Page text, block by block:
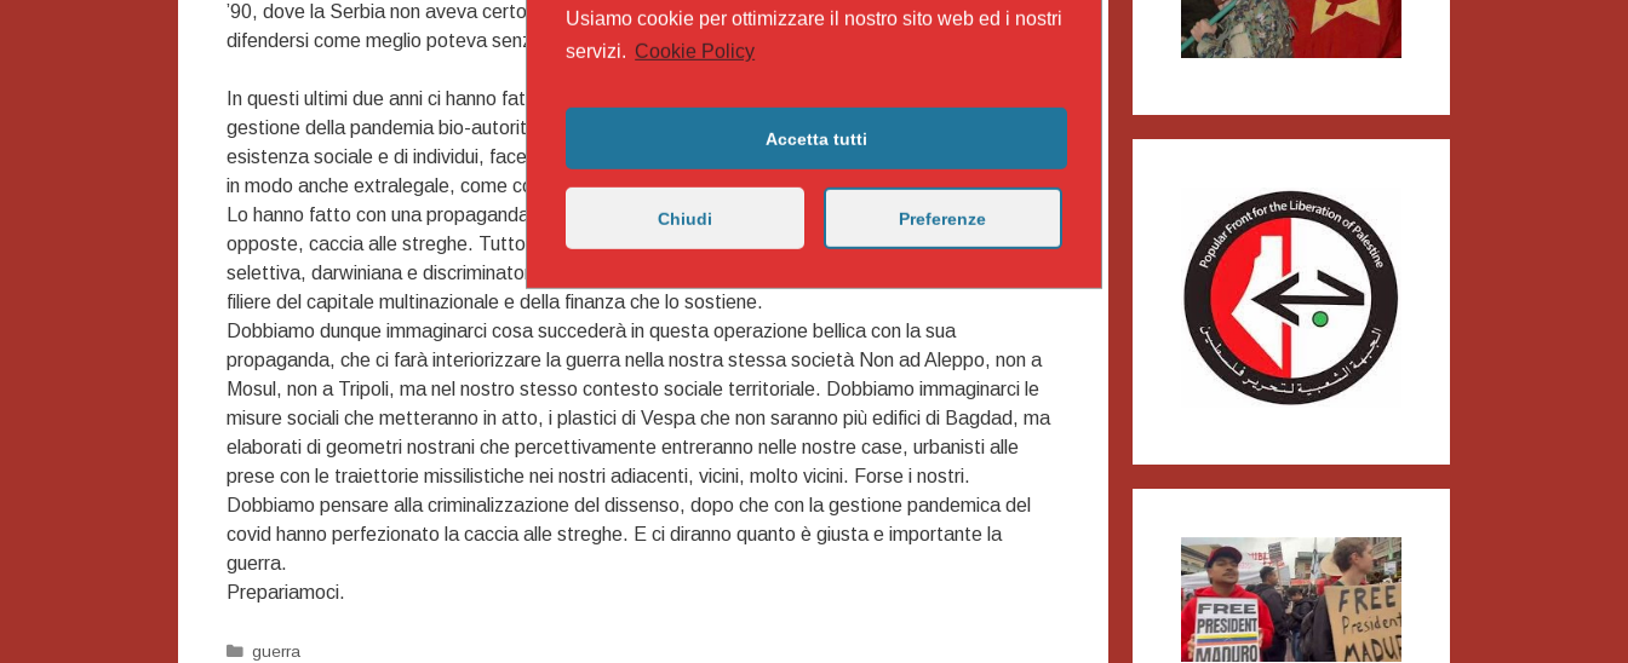
’90, dove la Serbia non aveva certo la forza di reazione della Russia e quindi si era limitata a
difendersi come meglio poteva senza minacciare alcun alleato NATO.
In questi ultimi due anni ci hanno fatto passare la demolizione di diritti costituzionali attraverso la
gestione della pandemia bio-autoritaria. Hanno trasformato la percezione stessa della nostra
esistenza sociale e di individui, facendoci considerare il condizionamento di regole calate dall’alto,
in modo anche extralegale, come condizione di normalità.
Lo hanno fatto con una propaganda capillare che ha creato paura, divisione sociale in partigianerie
opposte, caccia alle streghe. Tutto questo ha aperto a una politica economica altamente
selettiva, darwiniana e discriminatoria nell’attacco all’economia di prossimità, nel favorire le grandi
filiere del capitale multinazionale e della finanza che lo sostiene.
Dobbiamo dunque immaginarci cosa succederà in questa operazione bellica con la sua
propaganda, che ci farà interiorizzare la guerra nella nostra stessa società Non ad Aleppo, non a
Mosul, non a Tripoli, ma nel nostro stesso contesto sociale territoriale. Dobbiamo immaginarci le
misure sociali che metteranno in atto, i plastici di Vespa che non saranno più edifici di Bagdad, ma
elaborati di geometri nostrani che percettivamente entreranno nelle nostre case, urbanisti alle
prese con le traiettorie missilistiche nei nostri adiacenti, vicini, molto vicini. Forse i nostri.
Dobbiamo pensare alla criminalizzazione del dissenso, dopo che con la gestione pandemica del
covid hanno perfezionato la caccia alle streghe. E ci diranno quanto è giusta e importante la
guerra.
Prepariamoci.
Categorie
guerra
Usiamo cookie per ottimizzare il nostro sito web ed i nostri
servizi. Cookie Policy
Accetta tutti
Chiudi Preferenze